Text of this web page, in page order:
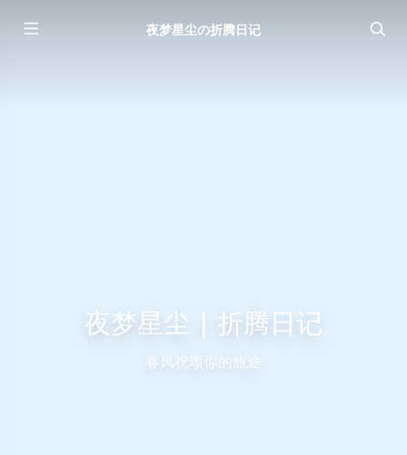
夜梦星尘の折腾日记
夜梦星尘 | 折腾日记
春风祝颂你的旅途